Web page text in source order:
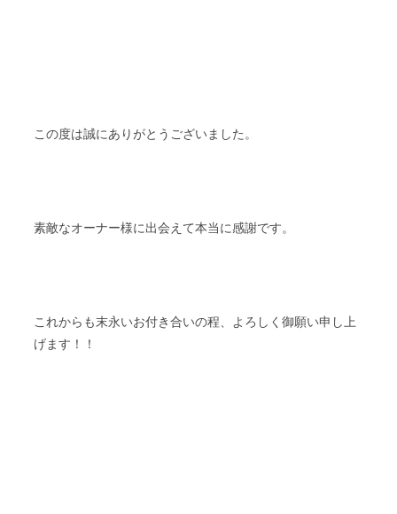
この度は誠にありがとうございました。
素敵なオーナー様に出会えて本当に感謝です。
これからも末永いお付き合いの程、よろしく御願い申し上
げます！！